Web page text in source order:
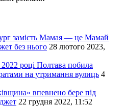
замість Мамая — це Мамай
без нього 28 лютого 2023,
році Полтава побила
на утримання вулиць 4
впевнено бере під
22 грудня 2022, 11:52